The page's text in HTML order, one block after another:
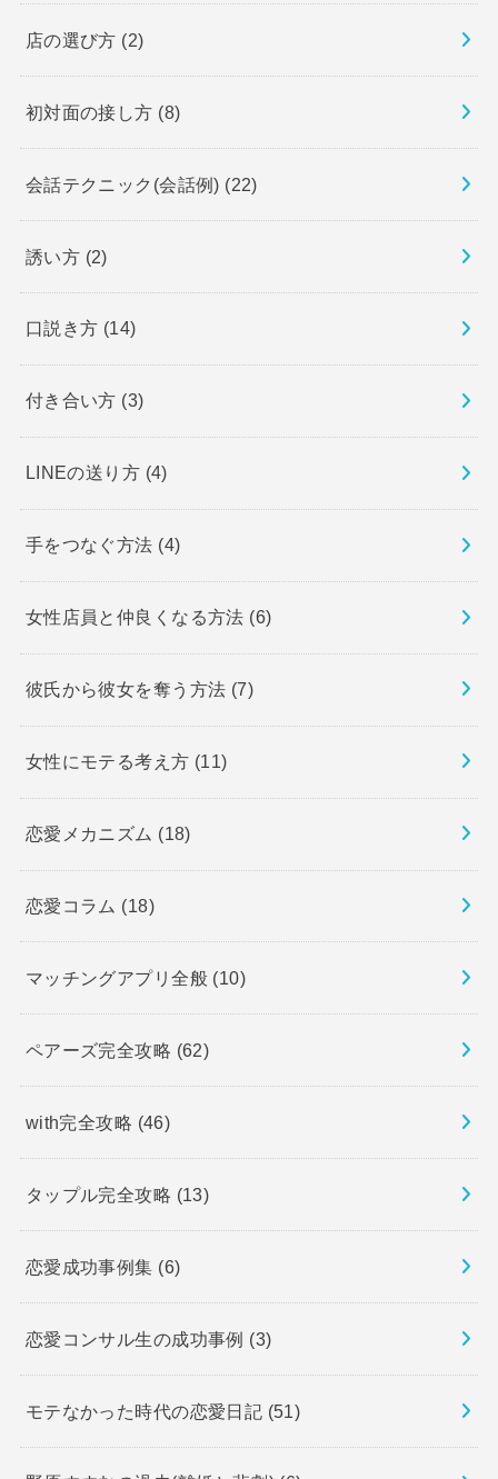
店の選び方 (2)
初対面の接し方 (8)
会話テクニック(会話例) (22)
誘い方 (2)
口説き方 (14)
付き合い方 (3)
LINEの送り方 (4)
手をつなぐ方法 (4)
女性店員と仲良くなる方法 (6)
彼氏から彼女を奪う方法 (7)
女性にモテる考え方 (11)
恋愛メカニズム (18)
恋愛コラム (18)
マッチングアプリ全般 (10)
ペアーズ完全攻略 (62)
with完全攻略 (46)
タップル完全攻略 (13)
恋愛成功事例集 (6)
恋愛コンサル生の成功事例 (3)
モテなかった時代の恋愛日記 (51)